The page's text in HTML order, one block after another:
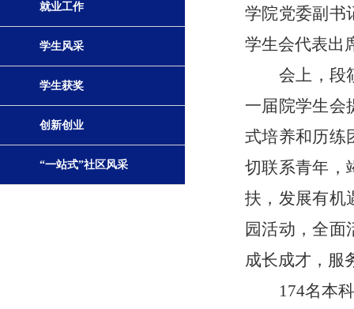
就业工作
学生风采
学生获奖
创新创业
“一站式”社区风采
学院党委副书
学生会代表出
会上，段
一届院学生会
式培养和历练
切联系青年，
扶，发展有机
园活动，全面
成长成才，服
174名本